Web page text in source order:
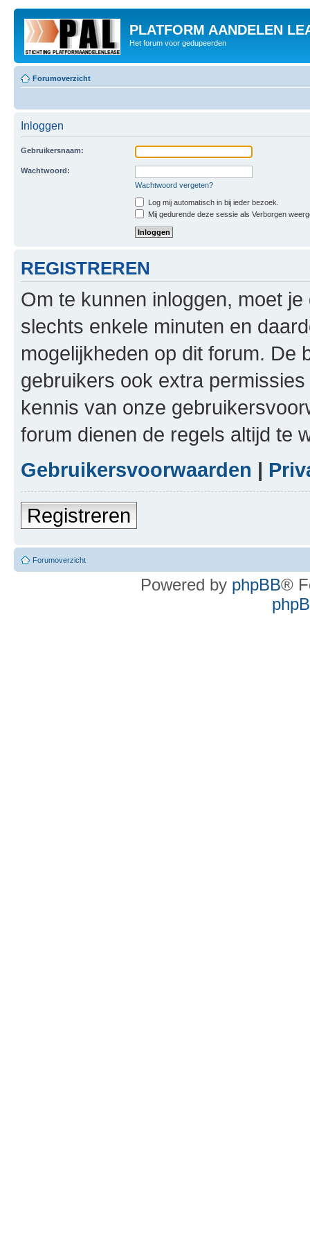
PLATFORM AANDELEN
Het forum voor gedupeerden
Forumoverzicht
Inloggen
Gebruikersnaam:
Wachtwoord:
Wachtwoord vergeten?
Log mij automatisch in bij ieder bezoek.
Mij gedurende deze sessie als Verborgen
REGISTREREN
Om te kunnen inloggen, moet
slechts enkele minuten en
mogelijkheden op dit forum. De
gebruikers ook extra
kennis van onze
forum dienen de regels altijd te
Gebruikersvoorwaarden |
Registreren
Forumoverzicht
Powered by phpBB®